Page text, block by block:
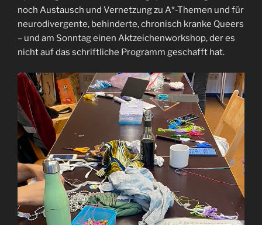
noch Austausch und Vernetzung zu A*-Themen und für
neurodivergente, behinderte, chronisch kranke Queers
– und am Sonntag einen Aktzeichenworkshop, der es
nicht auf das schriftliche Programm geschafft hat.